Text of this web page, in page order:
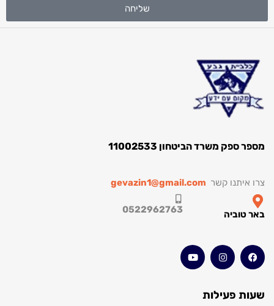
משרד הביטחון 11002533
קשרgevazin1@gmail.com
0522962763
פעילות